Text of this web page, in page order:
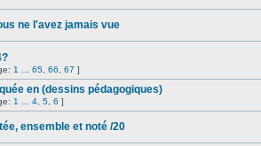
ne l'avez jamais vue
1 65 66 67 ]
en (dessins pédagogiques)
1 4 5 6 ]
ensemble et noté /20